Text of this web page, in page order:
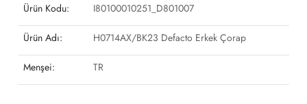
Ürün Kodu: I80100010251_D801007
Ürün Adı: H0714AX/BK23 Defacto Erkek Çorap
Menşei: TR